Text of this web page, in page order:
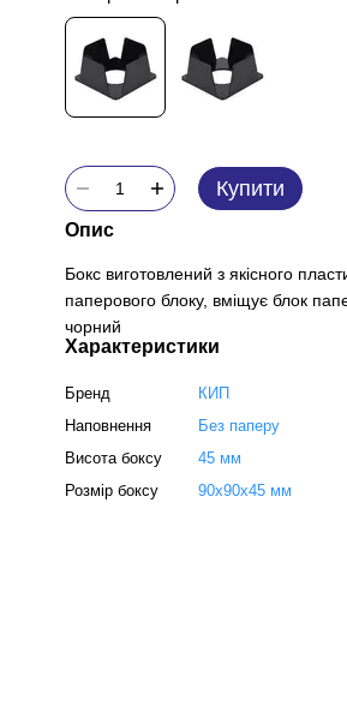
Купити
Опис
Бокс виготовлений з якісного
паперового блоку, вміщує блок
чорний
Характеристики
Бренд
КИП
Наповнення
Без паперу
Висота боксу
45 мм
Розмір боксу
90х90х45 мм